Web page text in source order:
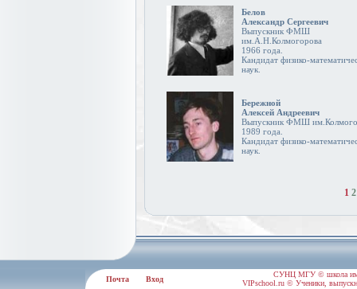
Белов
Александр Сергеевич
Выпускник ФМШ
им.А.Н.Колмогорова
1966 года.
Кандидат физико-
наук.
Бережной
Алексей Андреевич
Выпускник ФМШ
1989 года.
Кандидат физико-
наук.
1 2
Почта Вход
СУНЦ МГУ © школа
VIPschool.ru © Ученики,